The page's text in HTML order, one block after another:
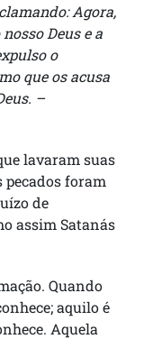
Agora,
Deus e a
o
que os acusa
–
lavaram suas
pecados foram
de
assim Satanás
Quando
aquilo é
Aquela